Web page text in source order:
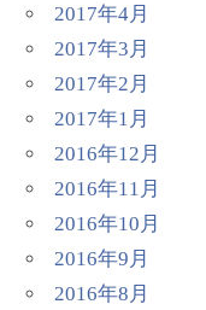
2017年4月
2017年3月
2017年2月
2017年1月
2016年12月
2016年11月
2016年10月
2016年9月
2016年8月